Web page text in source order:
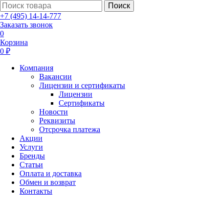
Поиск
+7 (495) 14-14-777
Заказать звонок
0
Корзина
0 ₽
Компания
Вакансии
Лицензии и сертификаты
Лицензии
Сертификаты
Новости
Реквизиты
Отсрочка платежа
Акции
Услуги
Бренды
Статьи
Оплата и доставка
Обмен и возврат
Контакты